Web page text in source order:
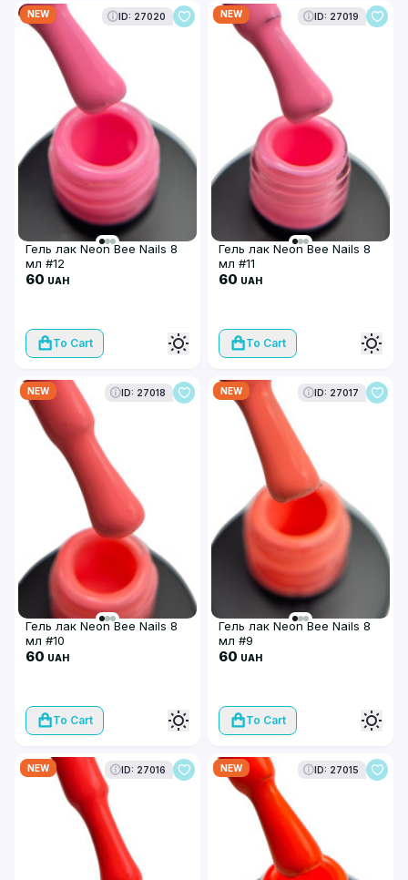
NEW ID: 27020
Гель лак Neon Bee Nails 8
мл #12
60 UAH
To Cart
NEW ID: 27019
Гель лак Neon Bee Nails 8
мл #11
60 UAH
To Cart
NEW ID: 27018
Гель лак Neon Bee Nails 8
мл #10
60 UAH
To Cart
NEW ID: 27017
Гель лак Neon Bee Nails 8
мл #9
60 UAH
To Cart
NEW ID: 27016 NEW ID: 27015